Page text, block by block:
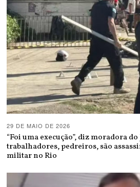
29 DE MAIO DE 2026
“Foi uma execução”, diz moradora
trabalhadores, pedreiros, são
militar no Rio